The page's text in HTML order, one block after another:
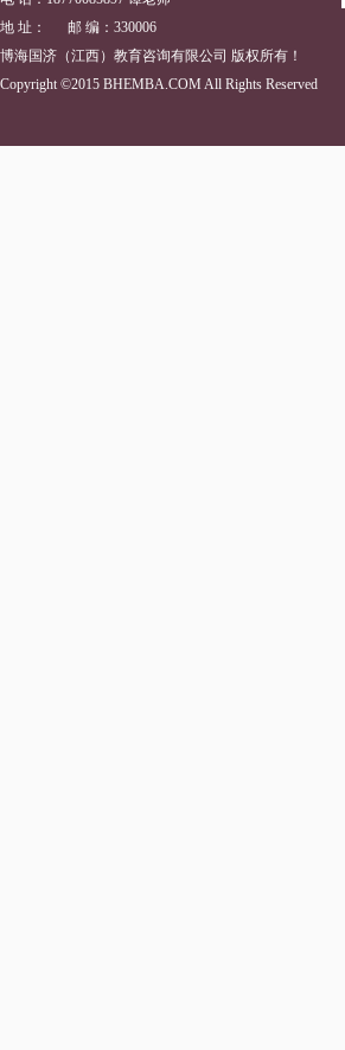
地 址： 邮 编：330006
博海国济（江西）教育咨询有限公司 版权所有！
Copyright ©2015 BHEMBA.COM All Rights Reserved